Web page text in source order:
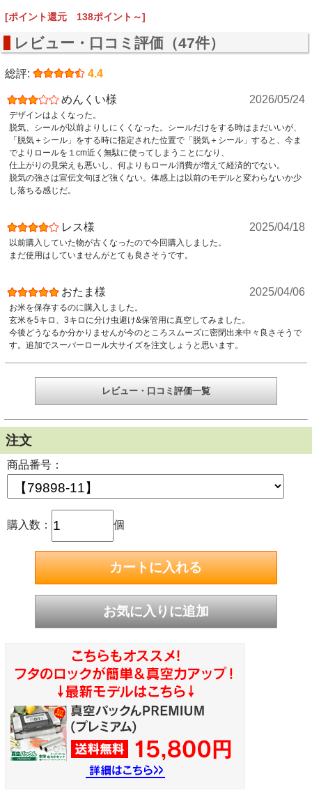
[ポイント還元 138ポイント～]
レビュー・口コミ評価（47件）
総評: 4.4
めんくい様 2026/05/24
デザインはよくなった。
脱気、シールが以前よりしにくくなった。シールだけをする時はまだいいが、
「脱気＋シール」をする時に指定された位置で「脱気＋シール」すると、今ま
でよりロールを１cm近く無駄に使ってしまうことになり、
仕上がりの見栄えも悪いし、何よりもロール消費が増えて経済的でない。
脱気の強さは宣伝文句ほど強くない。体感上は以前のモデルと変わらないか少
し落ちる感じだ。
レス様 2025/04/18
以前購入していた物が古くなったので今回購入しました。
まだ使用はしていませんがとても良さそうです。
おたま様 2025/04/06
お米を保存するのに購入しました。
玄米を5キロ、3キロに分け虫避け&保管用に真空してみました。
今後どうなるか分かりませんが今のところスムーズに密閉出来中々良さそうで
す。追加でスーパーロール大サイズを注文しょうと思います。
レビュー・口コミ評価一覧
注文
商品番号：
購入数： 個